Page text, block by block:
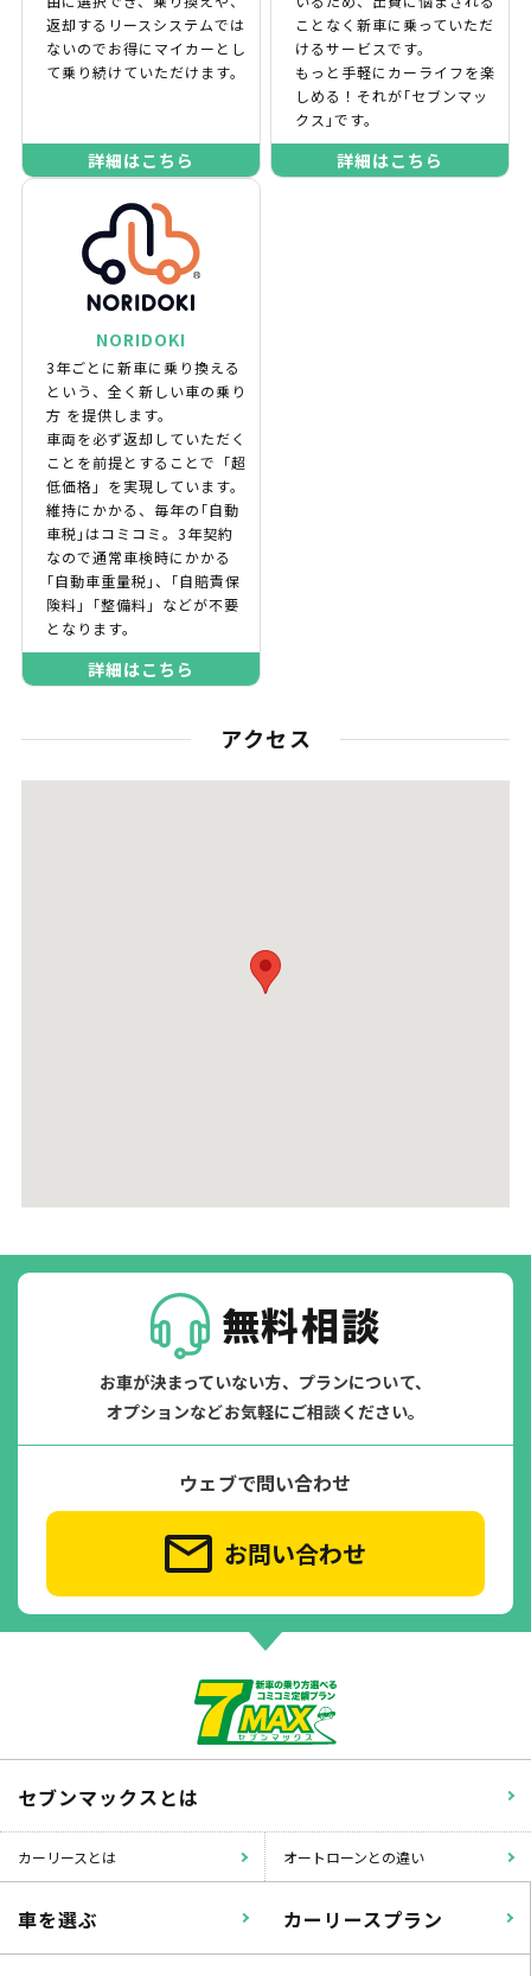
返却するリースシステムでは
ないのでお得にマイカーとし
て乗り続けていただけます。
詳細はこちら
ことなく新車に乗っていただ
けるサービスです。
もっと手軽にカーライフを楽
しめる！それが｢セブンマッ
クス｣です。
詳細はこちら
NORIDOKI
3年ごとに新車に乗り換える
という、全く新しい車の乗り
方 を提供します。
車両を必ず返却していただく
ことを前提とすることで「超
低価格」を実現しています。
維持にかかる、毎年の｢自動
車税｣はコミコミ。3年契約
なので通常車検時にかかる
｢自動車重量税｣、｢自賠責保
険料｣「整備料」などが不要
となります。
詳細はこちら
アクセス
無料相談
お車が決まっていない方、プランについて、
オプションなどお気軽にご相談ください。
ウェブで問い合わせ
お問い合わせ
セブンマックスとは
カーリースとは オートローンとの違い
車を選ぶ カーリースプラン